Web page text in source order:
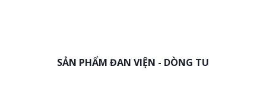
SẢN PHẨM ĐAN VIỆN - DÒNG TU